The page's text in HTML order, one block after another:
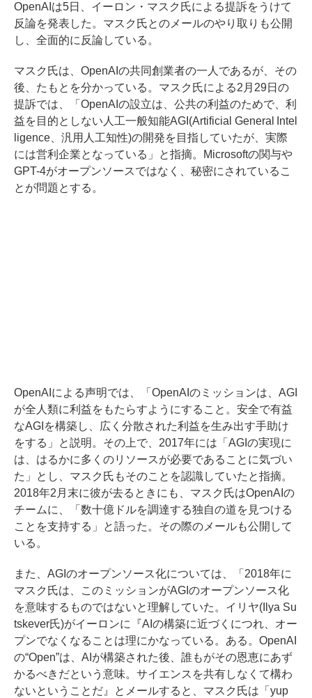
OpenAIは5日、イーロン・マスク氏による提訴をうけて
反論を発表した。マスク氏とのメールのやり取りも公開
し、全面的に反論している。
マスク氏は、OpenAIの共同創業者の一人であるが、その
後、たもとを分かっている。マスク氏による2月29日の
提訴では、「OpenAIの設立は、公共の利益のためで、利
益を目的としない人工一般知能AGI(Artificial General Intel
ligence、汎用人工知性)の開発を目指していたが、実際
には営利企業となっている」と指摘。Microsoftの関与や
GPT-4がオープンソースではなく、秘密にされているこ
とが問題とする。
OpenAIによる声明では、「OpenAIのミッションは、AGI
が全人類に利益をもたらすようにすること。安全で有益
なAGIを構築し、広く分散された利益を生み出す手助け
をする」と説明。その上で、2017年には「AGIの実現に
は、はるかに多くのリソースが必要であることに気づい
た」とし、マスク氏もそのことを認識していたと指摘。
2018年2月末に彼が去るときにも、マスク氏はOpenAIの
チームに、「数十億ドルを調達する独自の道を見つける
ことを支持する」と語った。その際のメールも公開して
いる。
また、AGIのオープンソース化については、「2018年に
マスク氏は、このミッションがAGIのオープンソース化
を意味するものではないと理解していた。イリヤ(Ilya Su
tskever氏)がイーロンに『AIの構築に近づくにつれ、オー
プンでなくなることは理にかなっている。ある。OpenAI
の“Open”は、AIが構築された後、誰もがその恩恵にあず
かるべきだという意味。サイエンスを共有しなくて構わ
ないということだ』とメールすると、マスク氏は「yup